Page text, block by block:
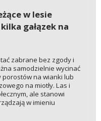
w lesie
gałązek na
zabrane bez zgody i
samodzielnie wycinać
porostów na wianki lub
na miotły. Las i
ale stanowi
w imieniu